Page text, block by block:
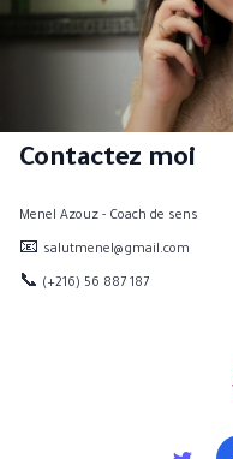
Contactez moi
Menel Azouz - Coach de sens
📧 salutmenel@gmail.com
📞 (+216) 56 887 187